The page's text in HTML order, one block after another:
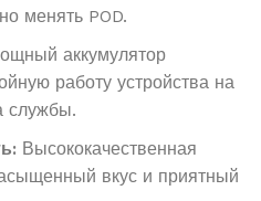
менять POD.
аккумулятор
работу устройства на
службы.
Высококачественная
вкус и приятный